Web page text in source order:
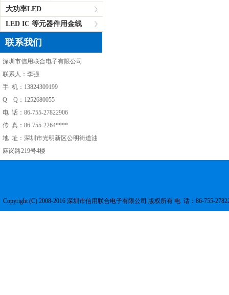
大功率LED
LED IC 等元器件用金线
联系我们
深圳市信用联合电子有限公司
联系人：李强
手 机：13824309199
Q Q：1252680055
电 话：86-755-27822906
传 真：86-755-2264****
地 址：深圳市光明新区公明街道油
麻岗路219号4楼
Copyright (C) 2008-2016 深圳市信用联合电子有限公司 版权所有 电 话：86-755-